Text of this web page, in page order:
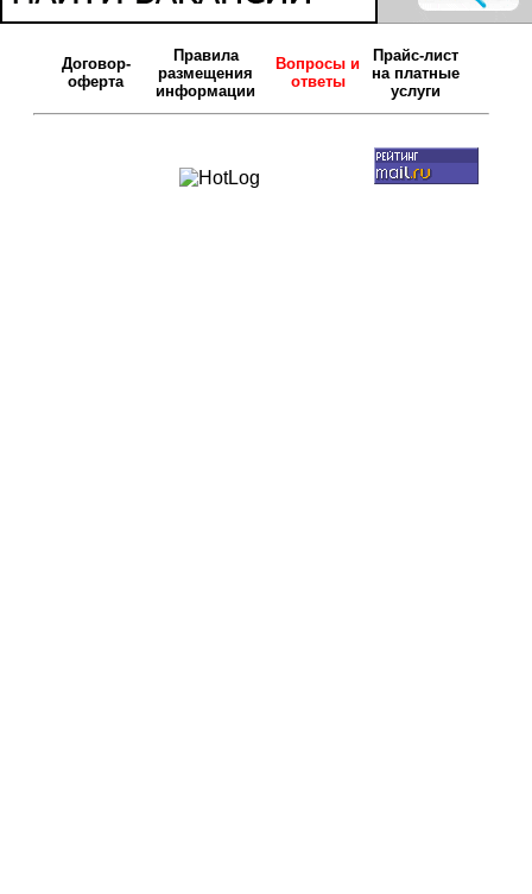
Договор-
оферта
Правила
размещения
информации
Вопросы и
ответы
Прайс-лист
на платные
услуги